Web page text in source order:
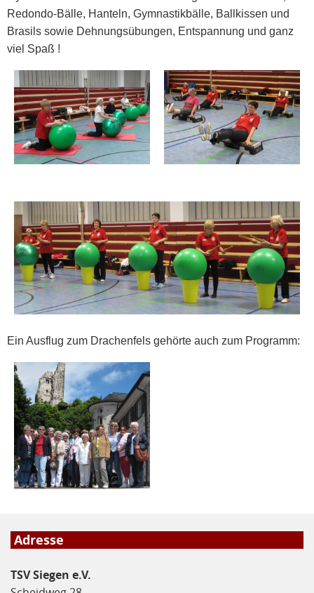
Redondo-Bälle, Hanteln, Gymnastikbälle, Ballkissen und
Brasils sowie Dehnungsübungen, Entspannung und ganz
viel Spaß !
Ein Ausflug zum Drachenfels gehörte auch zum Programm:
Adresse
TSV Siegen e.V.